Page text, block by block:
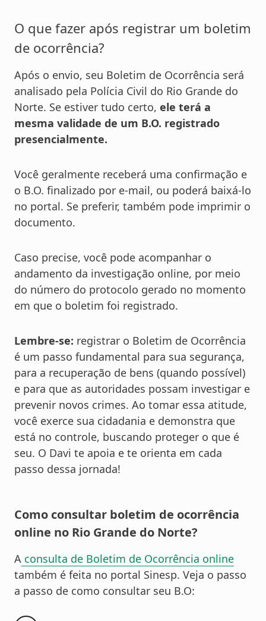
O que fazer após registrar um boletim
de ocorrência?
Após o envio, seu Boletim de Ocorrência será
analisado pela Polícia Civil do Rio Grande do
Norte. Se estiver tudo certo, ele terá a
mesma validade de um B.O. registrado
presencialmente.
Você geralmente receberá uma confirmação e
o B.O. finalizado por e-mail, ou poderá baixá-lo
no portal. Se preferir, também pode imprimir o
documento.
Caso precise, você pode acompanhar o
andamento da investigação online, por meio
do número do protocolo gerado no momento
em que o boletim foi registrado.
Lembre-se: registrar o Boletim de Ocorrência
é um passo fundamental para sua segurança,
para a recuperação de bens (quando possível)
e para que as autoridades possam investigar e
prevenir novos crimes. Ao tomar essa atitude,
você exerce sua cidadania e demonstra que
está no controle, buscando proteger o que é
seu. O Davi te apoia e te orienta em cada
passo dessa jornada!
Como consultar boletim de ocorrência
online no Rio Grande do Norte?
A consulta de Boletim de Ocorrência online
também é feita no portal Sinesp. Veja o passo
a passo de como consultar seu B.O: